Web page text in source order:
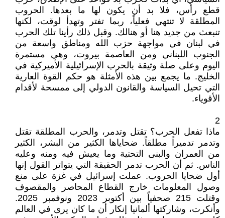
قطع رأس، فلا بد أن يكون لها ما بعدها. الحروب
المطلقة لا تنتهي فعلياً، ربما تفتر وتهدأ لوقت، لكنها
تنبعث من جديد هنا أو هنالك. وقبل ذلك رأينا تلك الحرب
في لبنان في مواجهة حزب الله ومناطق واسعة من
الجنوب اللبناني ومن العاصمة بيروت، وهي مستمرة
اليوم وعلى صلة وثيقة بالحرب الإسرائيلية الأميركية في
الخليج. ما يجمع بين هذه الأمثلة هو حكم القوة العارية
التي تحيل السياسة والقانون الدولي إلى ممسحة لأقدام
الأقوياء.
2
ماذا تفعل الحرب؟ تقتل وتدمر، والحرب المطلقة تقتل
وتدمر تدميراً مطلقاً. ضحاياها الكثير من البشر، الكثير
من العمران والبنى التحتية وما يعيش فيه ومنه وعليه
الناس. ثم أن الحرب تدمر الحقيقة التي يتواتر القول إنها
أول ضحايا الحروب. عملت إسرائيل في غزة على منع
وصول المعلومات خارج القطاع المحاصر والمقصوف
وقتلت 215 صحفياً بين أكتوبر 2023 ونوفمبر 2025.
وأنكرت، وشاركتها ألمانيا إنكار أن ما كان يرى في العالم